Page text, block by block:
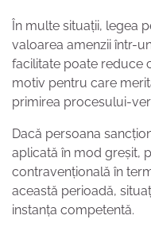
În multe situații, legea
valoarea amenzii într-
facilitate poate reduce
motiv pentru care
primirea procesului-
Dacă persoana
aplicată în mod greșit,
contravențională în
această perioadă,
instanța competentă.